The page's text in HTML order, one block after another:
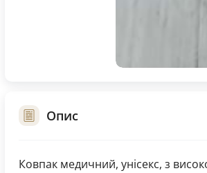
Опис
Ковпак медичний, унісекс, з